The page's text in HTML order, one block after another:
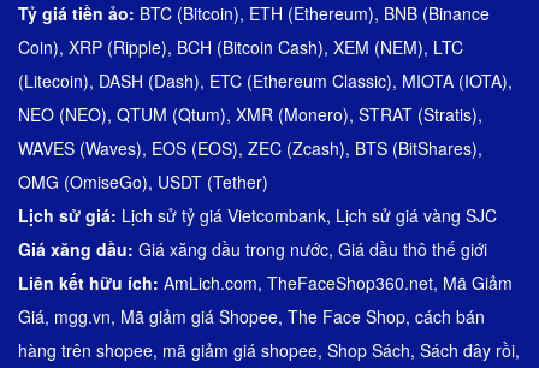
Tỷ giá tiền ảo: BTC (Bitcoin), ETH (Ethereum), BNB (Binance
Coin), XRP (Ripple), BCH (Bitcoin Cash), XEM (NEM), LTC
(Litecoin), DASH (Dash), ETC (Ethereum Classic), MIOTA (IOTA),
NEO (NEO), QTUM (Qtum), XMR (Monero), STRAT (Stratis),
WAVES (Waves), EOS (EOS), ZEC (Zcash), BTS (BitShares),
OMG (OmiseGo), USDT (Tether)
Lịch sử giá: Lịch sử tỷ giá Vietcombank, Lịch sử giá vàng SJC
Giá xăng dầu: Giá xăng dầu trong nước, Giá dầu thô thế giới
Liên kết hữu ích: AmLich.com, TheFaceShop360.net, Mã Giảm
Giá, mgg.vn, Mã giảm giá Shopee, The Face Shop, cách bán
hàng trên shopee, mã giảm giá shopee, Shop Sách, Sách đây rồi,